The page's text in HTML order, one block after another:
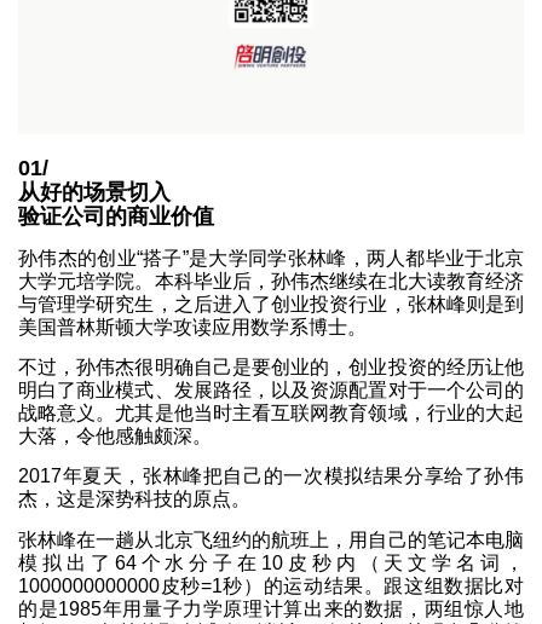
01/
从好的场景切入
验证公司的商业价值
孙伟杰的创业“搭子”是大学同学张林峰，两人都毕业于北京
大学元培学院。本科毕业后，孙伟杰继续在北大读教育经济
与管理学研究生，之后进入了创业投资行业，张林峰则是到
美国普林斯顿大学攻读应用数学系博士。
不过，孙伟杰很明确自己是要创业的，创业投资的经历让他
明白了商业模式、发展路径，以及资源配置对于一个公司的
战略意义。尤其是他当时主看互联网教育领域，行业的大起
大落，令他感触颇深。
2017年夏天，张林峰把自己的一次模拟结果分享给了孙伟
杰，这是深势科技的原点。
张林峰在一趟从北京飞纽约的航班上，用自己的笔记本电脑
模拟出了64个水分子在10皮秒内（天文学名词，
1000000000000皮秒=1秒）的运动结果。跟这组数据比对
的是1985年用量子力学原理计算出来的数据，两组惊人地